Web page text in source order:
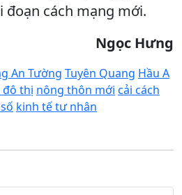
cách mạng mới.
Ngọc Hưng
An Tường Tuyên Quang Hầu A
thị nông thôn mới cải cách
kinh tế tư nhân